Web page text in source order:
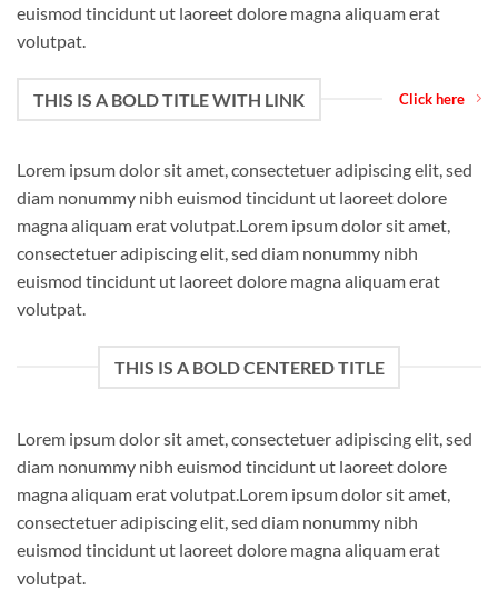
euismod tincidunt ut laoreet dolore magna aliquam erat
volutpat.
THIS IS A BOLD TITLE WITH LINK Click here
Lorem ipsum dolor sit amet, consectetuer adipiscing elit, sed
diam nonummy nibh euismod tincidunt ut laoreet dolore
magna aliquam erat volutpat.Lorem ipsum dolor sit amet,
consectetuer adipiscing elit, sed diam nonummy nibh
euismod tincidunt ut laoreet dolore magna aliquam erat
volutpat.
THIS IS A BOLD CENTERED TITLE
Lorem ipsum dolor sit amet, consectetuer adipiscing elit, sed
diam nonummy nibh euismod tincidunt ut laoreet dolore
magna aliquam erat volutpat.Lorem ipsum dolor sit amet,
consectetuer adipiscing elit, sed diam nonummy nibh
euismod tincidunt ut laoreet dolore magna aliquam erat
volutpat.